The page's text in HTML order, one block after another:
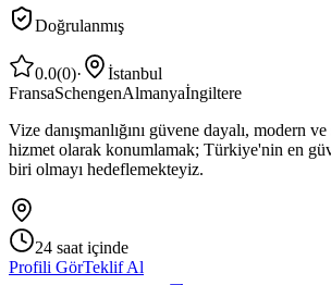
Doğrulanmış
0.0(0)·
İstanbul
FransaSchengenAlmanyaİngiltere
Vize danışmanlığını güvene dayalı, modern
hizmet olarak konumlamak; Türkiye'nin en
biri olmayı hedeflemekteyiz.
24 saat içinde
Profili GörTeklif Al